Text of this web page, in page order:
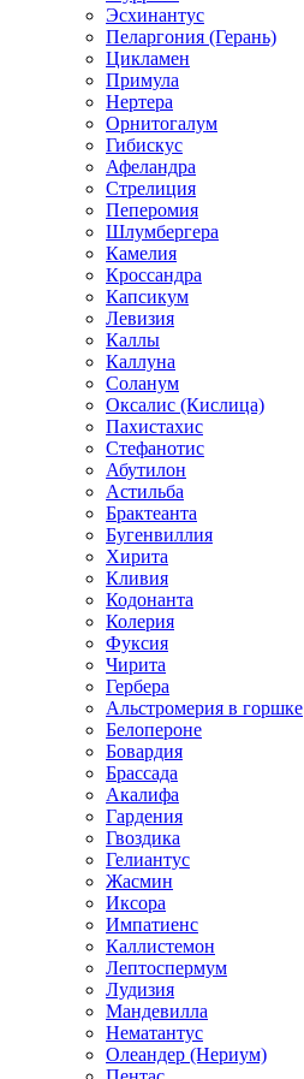
Эсхинантус
Пеларгония (Герань)
Цикламен
Примула
Нертера
Орнитогалум
Гибискус
Афеландра
Стрелиция
Пеперомия
Шлумбергера
Камелия
Кроссандра
Капсикум
Левизия
Каллы
Каллуна
Соланум
Оксалис (Кислица)
Пахистахис
Стефанотис
Абутилон
Астильба
Брактеанта
Бугенвиллия
Хирита
Кливия
Кодонанта
Колерия
Фуксия
Чирита
Гербера
Альстромерия в горшке
Белопероне
Бовардия
Брассада
Акалифа
Гардения
Гвоздика
Гелиантус
Жасмин
Иксора
Импатиенс
Каллистемон
Лептоспермум
Лудизия
Мандевилла
Нематантус
Олеандер (Нериум)